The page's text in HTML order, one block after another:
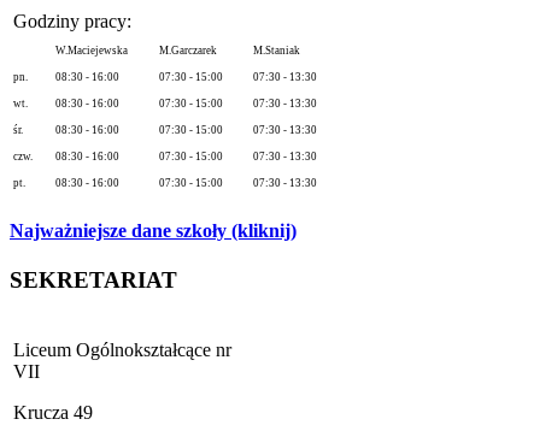
Godziny pracy:
W.Maciejewska M.Garczarek M.Staniak
pn. 08:30 - 16:00 07:30 - 15:00 07:30 - 13:30
wt. 08:30 - 16:00 07:30 - 15:00 07:30 - 13:30
śr. 08:30 - 16:00 07:30 - 15:00 07:30 - 13:30
czw. 08:30 - 16:00 07:30 - 15:00 07:30 - 13:30
pt. 08:30 - 16:00 07:30 - 15:00 07:30 - 13:30
Najważniejsze dane szkoły (kliknij)
SEKRETARIAT
Liceum Ogólnokształcące nr
VII
Krucza 49